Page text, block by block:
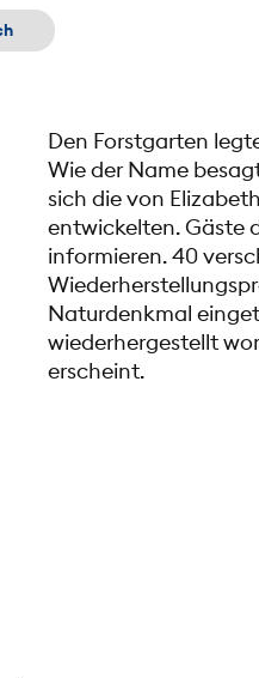
Den Forstgarten
Wie der Name
sich die von
entwickelten. Gäste
informieren. 40
Naturdenkmal
wiederhergestellt
erscheint.